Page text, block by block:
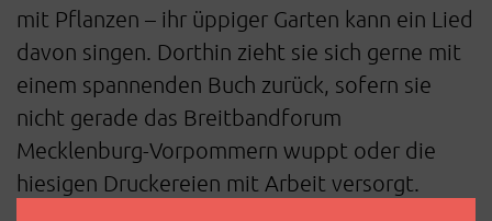
mit Pflanzen – ihr üppiger Garten kann ein Lied
davon singen. Dorthin zieht sie sich gerne mit
einem spannenden Buch zurück, sofern sie
nicht gerade das Breitbandforum
Mecklenburg-Vorpommern wuppt oder die
hiesigen Druckereien mit Arbeit versorgt.